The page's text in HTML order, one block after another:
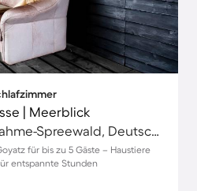
| Meerblick
Schwielochsee, Dahme-Spreewald, Deutschland
für bis zu 5 Gäste – Haustiere
entspannte Stunden